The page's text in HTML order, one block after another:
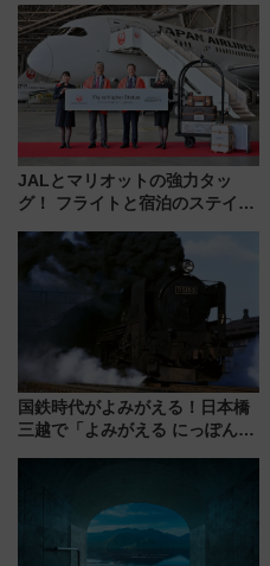
を快適移動
JALとマリオットの強力タッ
グ！ フライトと宿泊のステイタ
上級会員資格を効率よく獲得す
る方法を解説
国鉄時代がよみがえる！日本橋
三越で「よみがえる にっぽんの